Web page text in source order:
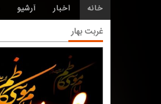
خانه اخبار آرشیو
غربت بهار